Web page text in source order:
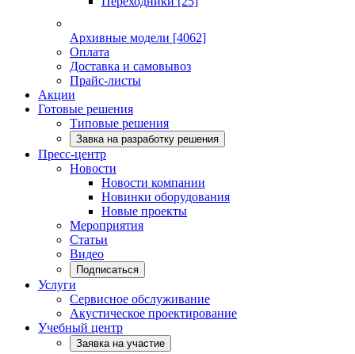
Архивные модели [4062]
Оплата
Доставка и самовывоз
Прайс-листы
Акции
Готовые решения
Типовые решения
Завка на разработку решения
Пресс-центр
Новости
Новости компании
Новинки оборудования
Новые проекты
Мероприятия
Статьи
Видео
Подписаться
Услуги
Сервисное обслуживание
Акустическое проектирование
Учебный центр
Заявка на участие